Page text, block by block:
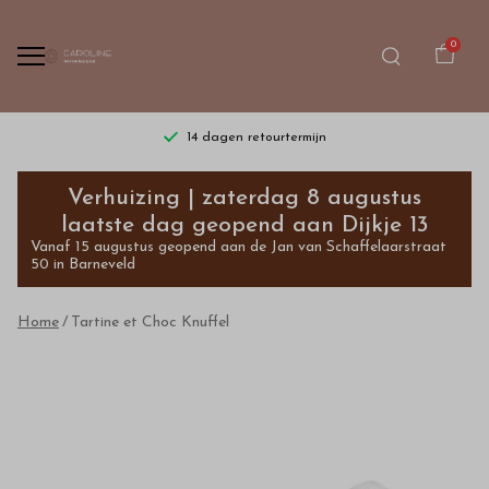
0
14 dagen retourtermijn
Tartine
et
Choc
Knuffel
Verhuizing | zaterdag 8 augustus
laatste dag geopend aan Dijkje 13
Vanaf 15 augustus geopend aan de Jan van Schaffelaarstraat
50 in Barneveld
Home Tartine et Choc Knuffel